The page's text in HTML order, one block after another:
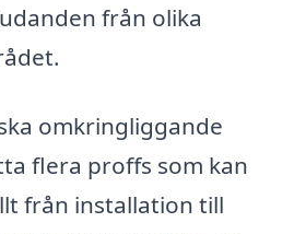
från olika
omkringliggande
flera proffs som kan
från installation till